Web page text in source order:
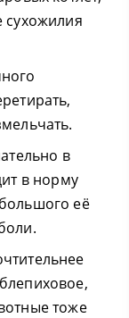
сухожилия
в
в норму
её
тоже